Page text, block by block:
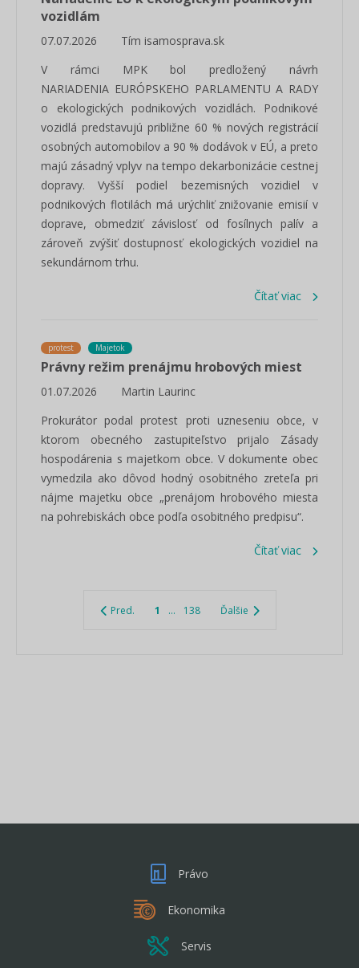
vozidlám
07.07.2026
Tím isamosprava.sk
V rámci MPK bol predložený návrh
NARIADENIA EURÓPSKEHO PARLAMENTU A RADY
o ekologických podnikových vozidlách. Podnikové
vozidlá predstavujú približne 60 % nových registrácií
osobných automobilov a 90 % dodávok v EÚ, a preto
majú zásadný vplyv na tempo dekarbonizácie cestnej
dopravy. Vyšší podiel bezemisných vozidiel v
podnikových flotilách má urýchliť znižovanie emisií v
doprave, obmedziť závislosť od fosílnych palív a
zároveň zvýšiť dostupnosť ekologických vozidiel na
sekundárnom trhu.
Čítať viac
protest Majetok
Právny režim prenájmu hrobových miest
01.07.2026
Martin Laurinc
Prokurátor podal protest proti uzneseniu obce, v
ktorom obecného zastupiteľstvo prijalo Zásady
hospodárenia s majetkom obce. V dokumente obec
vymedzila ako dôvod hodný osobitného zreteľa pri
nájme majetku obce „prenájom hrobového miesta
na pohrebiskách obce podľa osobitného predpisu“.
Čítať viac
Pred. 1 ... 138 Ďalšie
Právo
Ekonomika
Servis